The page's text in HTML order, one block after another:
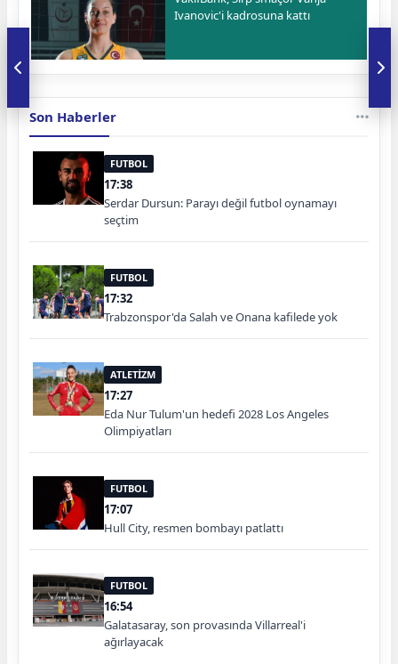
Ivanovic'i kadrosuna kattı
Son Haberler
FUTBOL
17:38
Serdar Dursun: Parayı değil futbol oynamayı
seçtim
FUTBOL
17:32
Trabzonspor'da Salah ve Onana kafilede yok
ATLETİZM
17:27
Eda Nur Tulum'un hedefi 2028 Los Angeles
Olimpiyatları
FUTBOL
17:07
Hull City, resmen bombayı patlattı
FUTBOL
16:54
Galatasaray, son provasında Villarreal'i
ağırlayacak